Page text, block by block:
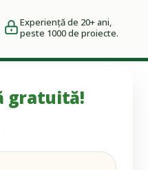
Experiență de 20+ ani,
peste 1000 de proiecte.
gratuită!